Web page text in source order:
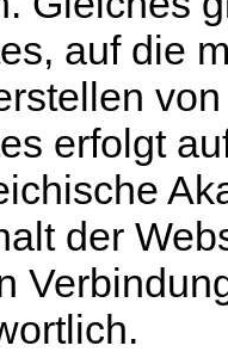
auf die
erfolgt
der